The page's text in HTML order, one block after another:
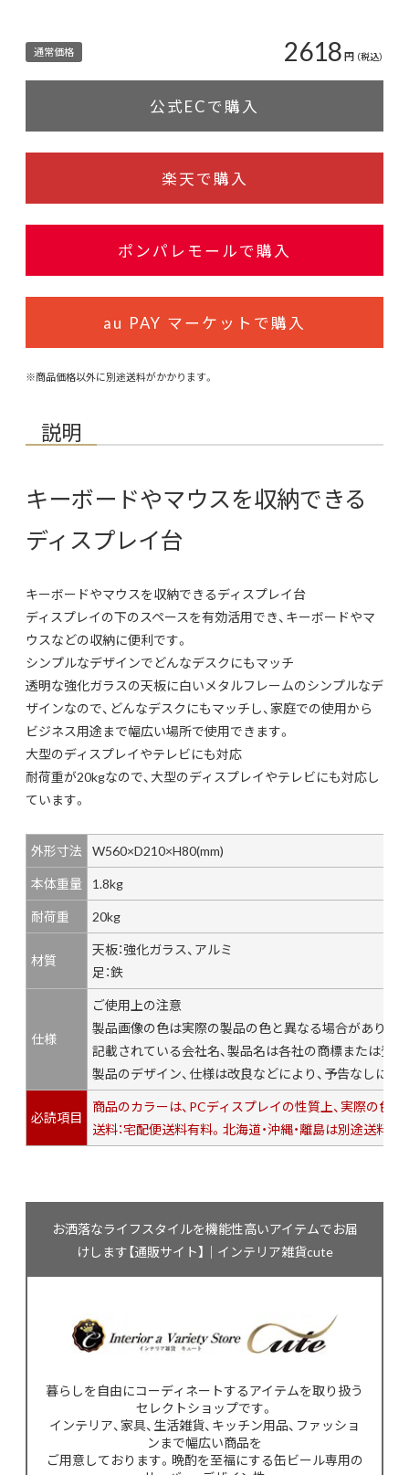
通常価格 2618円 （税込）
公式ECで購入
楽天で購入
ポンパレモールで購入
au PAY マーケットで購入
※商品価格以外に別途送料がかかります。
説明
キーボードやマウスを収納できる
ディスプレイ台
キーボードやマウスを収納できるディスプレイ台
ディスプレイの下のスペースを有効活用でき、キーボードやマ
ウスなどの収納に便利です。
シンプルなデザインでどんなデスクにもマッチ
透明な強化ガラスの天板に白いメタルフレームのシンプルなデ
ザインなので、どんなデスクにもマッチし、家庭での使用から
ビジネス用途まで幅広い場所で使用できます。
大型のディスプレイやテレビにも対応
耐荷重が20kgなので、大型のディスプレイやテレビにも対応し
ています。
外形寸法 W560×D210×H80(mm)
本体重量
1.8kg
耐荷重
20kg
材質
天板：強化ガラス、アルミ
足：鉄
仕様
ご使用上の注意
製品画像の色は実際の製品の色と異なる場合がありま
記載されている会社名、製品名は各社の商標または登
製品のデザイン、仕様は改良などにより、予告なしに変
必読項目
商品のカラーは、PCディスプレイの性質上、実際の色
送料：宅配便送料有料。北海道・沖縄・離島は別途送料が
お洒落なライフスタイルを機能性高いアイテムでお届
けします【通販サイト】｜インテリア雑貨cute
暮らしを自由にコーディネートするアイテムを取り扱う
セレクトショップです。
インテリア、家具、生活雑貨、キッチン用品、ファッショ
ンまで幅広い商品を
ご用意しております。晩酌を至福にする缶ビール専用の